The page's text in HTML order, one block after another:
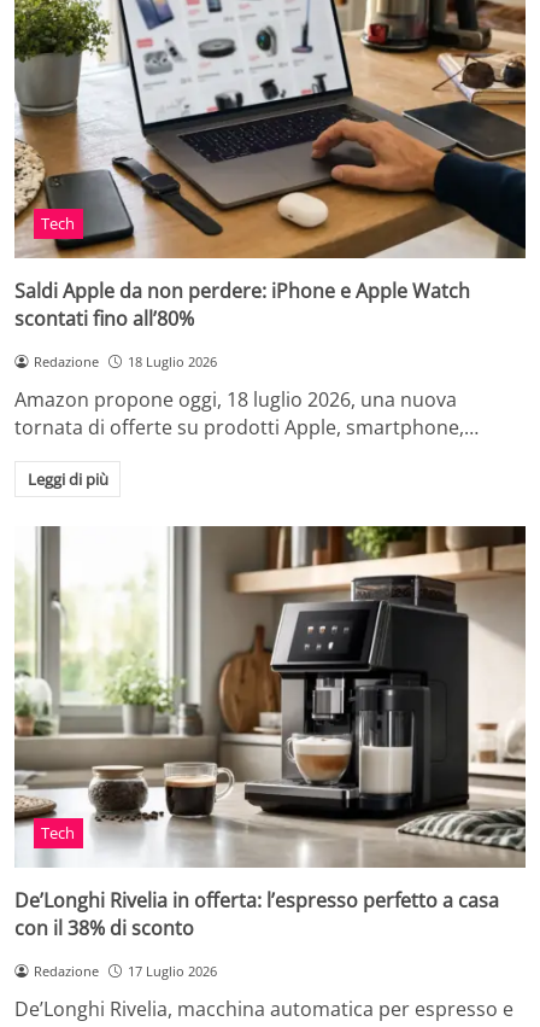
Tech
Saldi Apple da non perdere: iPhone e Apple Watch
scontati fino all’80%
Redazione 18 Luglio 2026
Amazon propone oggi, 18 luglio 2026, una nuova
tornata di offerte su prodotti Apple, smartphone,…
Leggi di più
Tech
De’Longhi Rivelia in offerta: l’espresso perfetto a casa
con il 38% di sconto
Redazione 17 Luglio 2026
De’Longhi Rivelia, macchina automatica per espresso e